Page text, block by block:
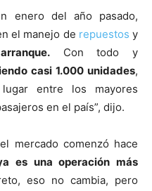
enero del año pasado,
el manejo de repuestos y
Con todo y
casi 1.000 unidades,
entre los mayores
en el país”, dijo.
mercado comenzó hace
es una operación más
eso no cambia, pero